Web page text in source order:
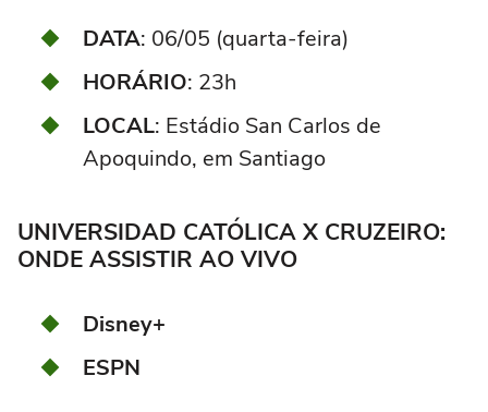
DATA: 06/05 (quarta-feira)
HORÁRIO: 23h
LOCAL: Estádio San Carlos de
Apoquindo, em Santiago
UNIVERSIDAD CATÓLICA X CRUZEIRO:
ONDE ASSISTIR AO VIVO
Disney+
ESPN